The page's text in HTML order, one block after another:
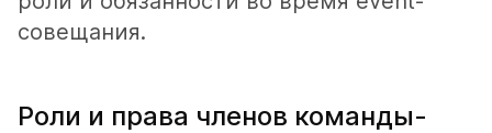
совещания.
Роли и права членов команды-